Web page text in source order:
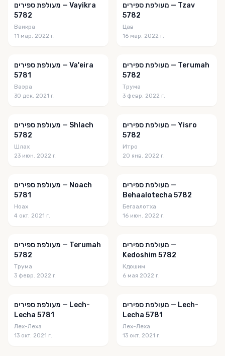
מעולפת ספירים — Vayikra
5782
Ваикра
11 мар. 2022 г.
מעולפת ספירים — Tzav
5782
Цав
16 мар. 2022 г.
מעולפת ספירים — Va'eira
5781
Ваэра
30 дек. 2021 г.
מעולפת ספירים — Terumah
5782
Трума
3 февр. 2022 г.
מעולפת ספירים — Shlach
5782
Шлах
23 июн. 2022 г.
מעולפת ספירים — Yisro
5782
Итро
20 янв. 2022 г.
מעולפת ספירים — Noach
5781
Ноах
4 окт. 2021 г.
מעולפת ספירים —
Behaalotecha 5782
Бегаалотха
16 июн. 2022 г.
מעולפת ספירים — Terumah
5782
Трума
3 февр. 2022 г.
מעולפת ספירים —
Kedoshim 5782
Кдошим
6 мая 2022 г.
מעולפת ספירים — Lech-
Lecha 5781
Лех-Леха
13 окт. 2021 г.
מעולפת ספירים — Lech-
Lecha 5781
Лех-Леха
13 окт. 2021 г.